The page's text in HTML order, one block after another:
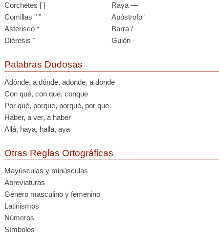
Corchetes [ ]
Raya —
Comillas " "
Apóstrofo '
Asterisco *
Barra /
Diéresis ¨
Guión -
Palabras Dudosas
Adónde, a dónde, adonde, a donde
Con qué, con que, conque
Por qué, porque, porqué, por que
Haber, a ver, a haber
Allá, haya, halla, aya
Otras Reglas Ortográficas
Mayúsculas y minúsculas
Abreviaturas
Género masculino y femenino
Latinismos
Números
Símbolos